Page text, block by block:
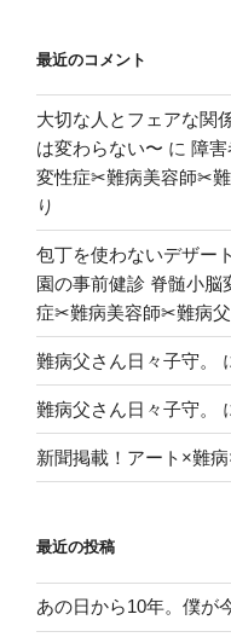
最近のコメント
大切な人とフェアな関
は変わらない〜 に 障害
変性症✂︎難病美容師✂︎
り
包丁を使わないデザー
園の事前健診 脊髄小脳
症✂︎難病美容師✂︎難病
難病父さん日々子守。
難病父さん日々子守。
新聞掲載！アート×難
最近の投稿
あの日から10年。僕が